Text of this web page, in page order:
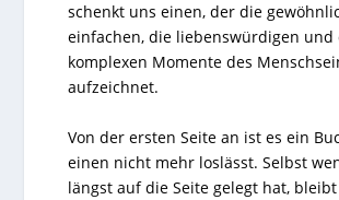
schenkt uns einen, der die
einfachen, die liebenswürdigen und
komplexen Momente des
aufzeichnet.
Von der ersten Seite an ist es ein
einen nicht mehr loslässt. Selbst
längst auf die Seite gelegt hat,